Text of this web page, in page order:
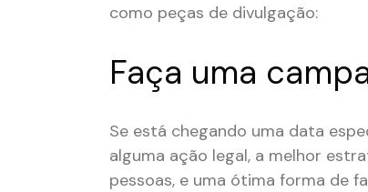
como peças de divulgação:
Faça uma
Se está chegando uma data
alguma ação legal, a melhor
pessoas, e uma ótima forma de